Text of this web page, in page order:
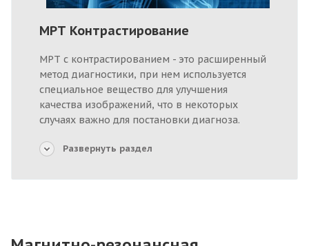
МРТ Контрастирование
МРТ с контрастированием - это расширенный
метод диагностики, при нем используется
специальное вещество для улучшения
качества изображений, что в некоторых
случаях важно для постановки диагноза.
Развернуть раздел